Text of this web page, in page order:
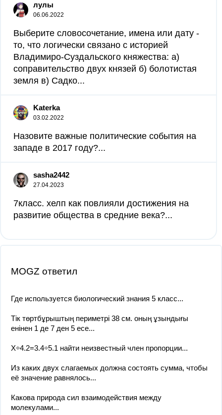
лулы
06.06.2022
Выберите словосочетание, имена или дату -
то, что логически связано с историей
Владимиро-Суздальского княжества: а)
соправительство двух князей б) болотистая
земля в) Садко...
Katerka
03.02.2022
Назовите важные политические события на
западе в 2017 году?...
sasha2442
27.04.2023
7класс. хелп как повлияли достижения на
развитие общества в средние века?...
MOGZ ответил
Где используется биологический знания 5 класс...
Тік төртбұрыштың периметрі 38 см. оның ұзындығы
енінен 1 де 7 ден 5 есе...
X÷4.2=3.4÷5.1 найти неизвестный член пропорции...
Из каких двух слагаемых должна состоять сумма, чтобы
её значение равнялось...
Какова природа сил взаимодействия между
молекулами...